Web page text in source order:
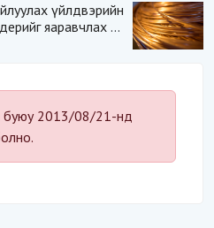
үйлдвэрийн
яаравчлах нь
буюу 2013/08/21-нд